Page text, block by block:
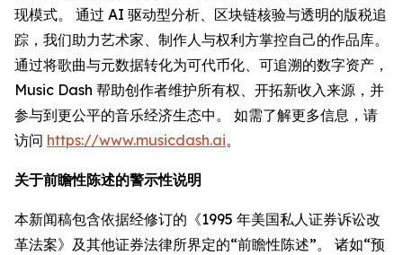
现模式。 通过 AI 驱动型分析、区块链核验与透明的版税追
踪，我们助力艺术家、制作人与权利方掌控自己的作品库。
通过将歌曲与元数据转化为可代币化、可追溯的数字资产，
Music Dash 帮助创作者维护所有权、开拓新收入来源，并
参与到更公平的音乐经济生态中。 如需了解更多信息，请
访问 https://www.musicdash.ai。
关于前瞻性陈述的警示性说明
本新闻稿包含依据经修订的《1995 年美国私人证券诉讼改
革法案》及其他证券法律所界定的“前瞻性陈述”。 诸如“预